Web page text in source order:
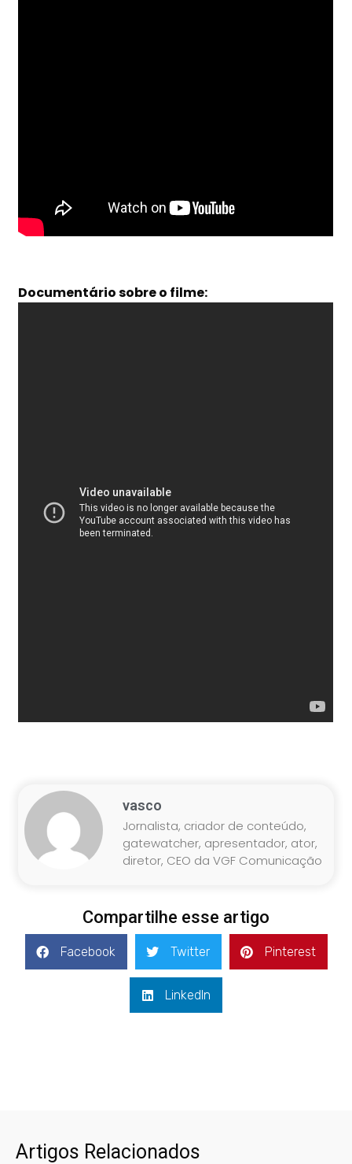
Documentário sobre o filme:
vasco
Jornalista, criador de conteúdo,
gatewatcher, apresentador, ator,
diretor, CEO da VGF Comunicação
Compartilhe esse artigo
Facebook Twitter Pinterest
LinkedIn
Artigos Relacionados